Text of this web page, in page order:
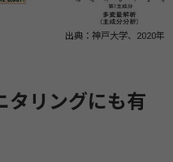
出典：神⼾⼤学、2020年
タリングにも有